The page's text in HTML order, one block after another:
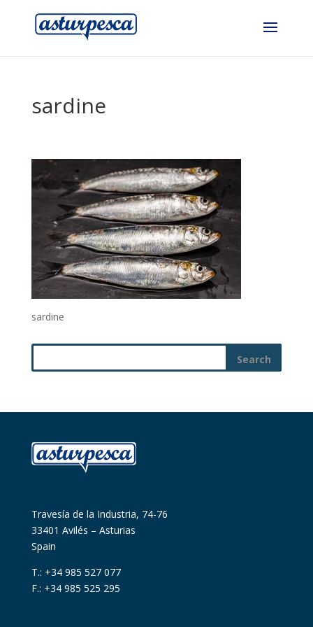
sardine
sardine
Travesía de la Industria, 74-76
33401 Avilés – Asturias
Spain
T.: +34 985 527 077
F.: +34 985 525 295